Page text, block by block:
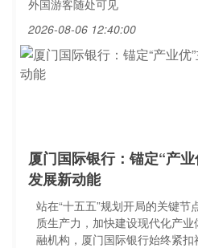
外国游客随处可见
2026-08-06 12:40:00
厦门国际银行：锚定“产
发展新动能
站在“十五五”规划开局的关键
质生产力，加快建设现代化产
融机构，厦门国际银行始终紧